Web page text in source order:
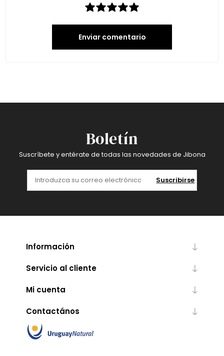
Enviar comentario
Boletín
Suscríbete y entérate de todas las novedades de Jibona
Suscribirse
Información
Servicio al cliente
Mi cuenta
Contactános